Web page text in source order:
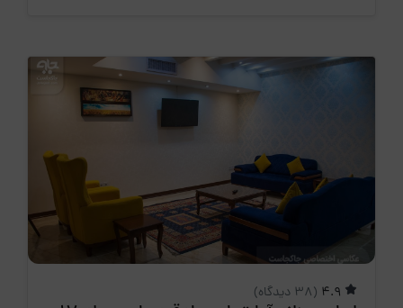
(38 دیدگاه)